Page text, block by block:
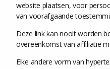
website plaatsen, voor
van voorafgaande
Deze link kan nooit worden
overeenkomst van affiliatie
Elke andere vorm van